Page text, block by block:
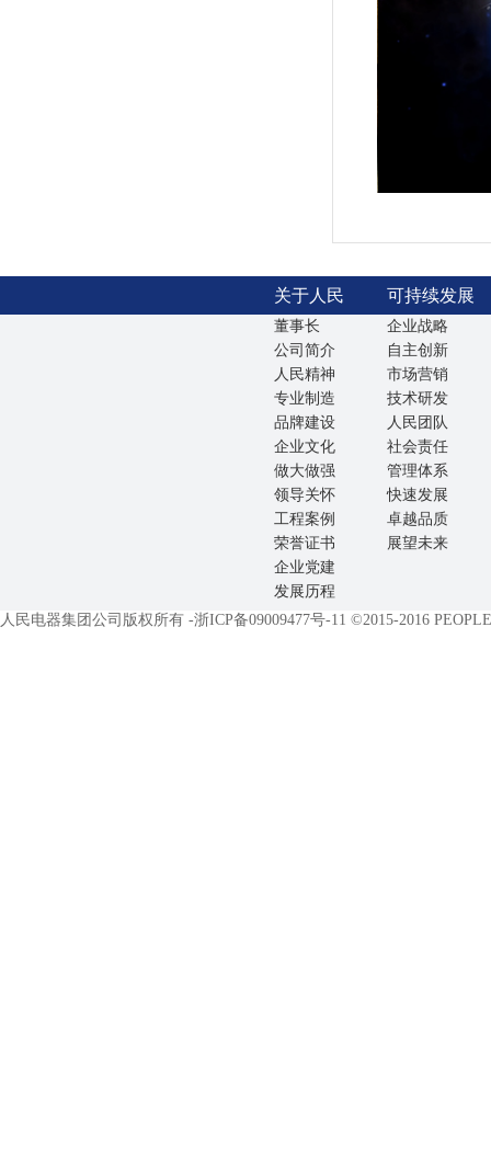
关于人民 可持续发展
董事长
公司简介
人民精神
专业制造
品牌建设
企业文化
做大做强
领导关怀
工程案例
荣誉证书
企业党建
发展历程
企业战略
自主创新
市场营销
技术研发
人民团队
社会责任
管理体系
快速发展
卓越品质
展望未来
人民电器集团公司版权所有 -浙ICP备09009477号-11 ©2015-2016